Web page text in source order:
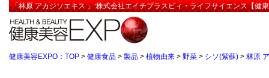
「林原 アカジソエキス 」:株式会社エイチプラスビィ・ライフサイエンス【健
健康美容EXPO：TOP > 健康食品 > 製品 > 植物由来 > 野菜 > シソ(紫蘇) > 林原